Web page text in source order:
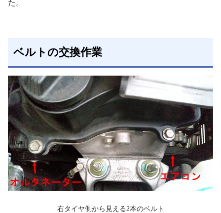
た。
ベルトの交換作業
右タイヤ側から見える2本のベルト